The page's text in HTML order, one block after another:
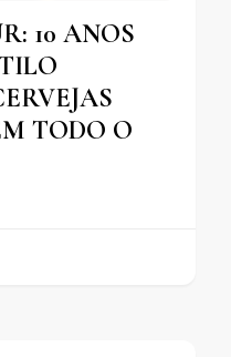
10 ANOS
TODO O